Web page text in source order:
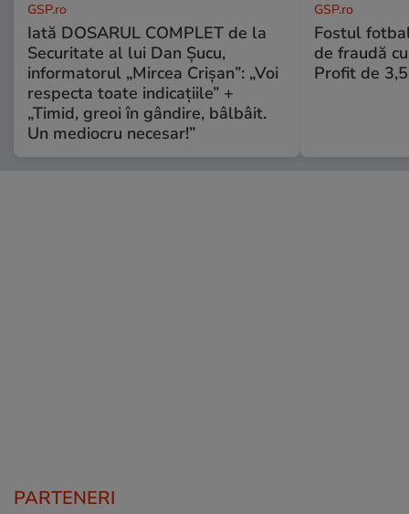
GSP.ro
Iată DOSARUL COMPLET de la
Securitate al lui Dan Șucu,
informatorul „Mircea Crișan”: „Voi
respecta toate indicațiile” +
„Timid, greoi în gândire, bâlbâit.
Un mediocru necesar!”
GSP.ro
Fostul
de fraudă
Profit de
PARTENERI